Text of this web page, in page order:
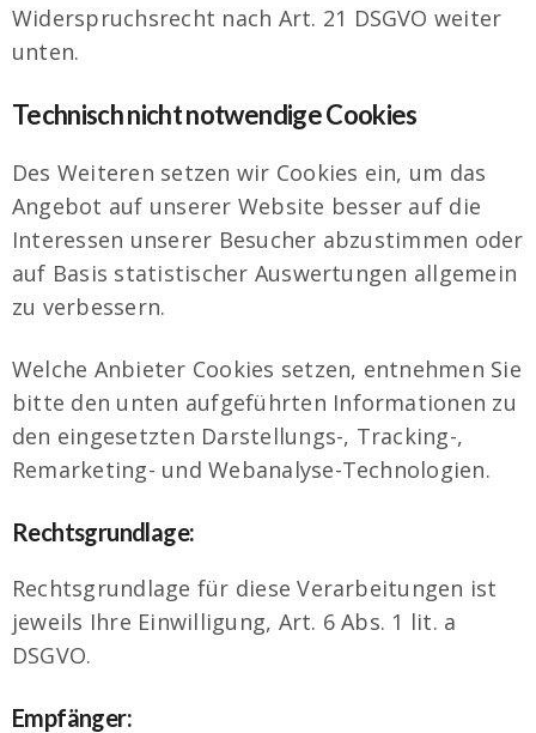
Widerspruchsrecht nach Art. 21 DSGVO weiter
unten.
Technisch nicht notwendige Cookies
Des Weiteren setzen wir Cookies ein, um das
Angebot auf unserer Website besser auf die
Interessen unserer Besucher abzustimmen oder
auf Basis statistischer Auswertungen allgemein
zu verbessern.
Welche Anbieter Cookies setzen, entnehmen Sie
bitte den unten aufgeführten Informationen zu
den eingesetzten Darstellungs-, Tracking-,
Remarketing- und Webanalyse-Technologien.
Rechtsgrundlage:
Rechtsgrundlage für diese Verarbeitungen ist
jeweils Ihre Einwilligung, Art. 6 Abs. 1 lit. a
DSGVO.
Empfänger: